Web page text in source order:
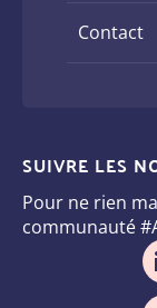
Contact
SUIVRE LES
Pour ne rien
communauté